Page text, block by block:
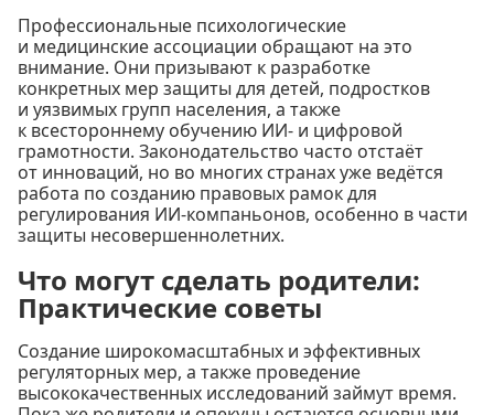
Профессиональные психологические
и медицинские ассоциации обращают на это
внимание. Они призывают к разработке
конкретных мер защиты для детей, подростков
и уязвимых групп населения, а также
к всестороннему обучению ИИ- и цифровой
грамотности. Законодательство часто отстаёт
от инноваций, но во многих странах уже ведётся
работа по созданию правовых рамок для
регулирования ИИ-компаньонов, особенно в части
защиты несовершеннолетних.
Что могут сделать родители:
Практические советы
Создание широкомасштабных и эффективных
регуляторных мер, а также проведение
высококачественных исследований займут время.